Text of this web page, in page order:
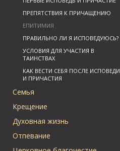
ПРЕПЯТСТВИЯ К ПРИЧАЩЕНИЮ
ЕПИТИМИЯ
ПРАВИЛЬНО ЛИ Я ИСПОВЕДУЮСЬ?
УСЛОВИЯ ДЛЯ УЧАСТИЯ В
ТАИНСТВАХ
КАК ВЕСТИ СЕБЯ ПОСЛЕ ИСПОВЕДИ
И ПРИЧАСТИЯ
Семья
Крещение
Духовная жизнь
Отпевание